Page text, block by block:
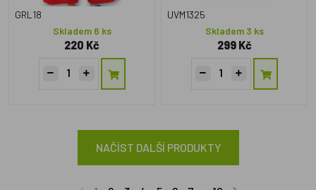
GRL18
Skladem 6 ks
220 Kč
UVM1325
Skladem 3 ks
299 Kč
NAČÍST DALŠÍ PRODUKTY